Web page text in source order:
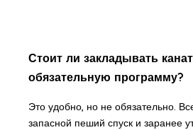
Стоит ли закладывать
обязательную программу?
Это удобно, но не обязательно.
запасной пеший спуск и заранее